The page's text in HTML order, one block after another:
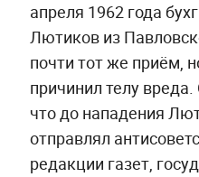
апреля 1962 года
Лютиков из
почти тот же приём,
причинил телу
что до нападения
отправлял
редакции газет,